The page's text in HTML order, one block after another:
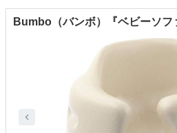
Bumbo（バンボ）『ベビーソフ